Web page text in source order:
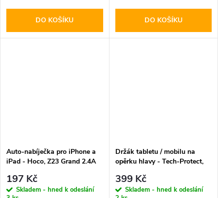
DO KOŠÍKU DO KOŠÍKU
Auto-nabíječka pro iPhone a
iPad - Hoco, Z23 Grand 2.4A
197 Kč
Skladem - hned k odeslání
Držák tabletu / mobilu na
opěrku hlavy - Tech-Protect,
399 Kč
Skladem - hned k odeslání